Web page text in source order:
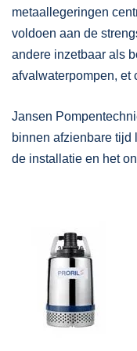
metaallegeringen
voldoen aan de
andere inzetbaar als
afvalwaterpompen, et
Jansen
binnen afzienbare tijd
de installatie en het